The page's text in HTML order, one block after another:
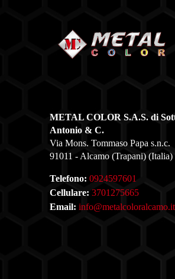
METAL COLOR S.A.S. di
Antonio & C.
Via Mons. Tommaso Papa s.n.c.
91011 - Alcamo (Trapani) (Italia)
Telefono: 0924597601
Cellulare: 3701275665
Email: info@metalcoloralcamo.it